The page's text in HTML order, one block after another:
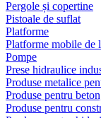
Pergole și copertine
Pistoale de suflat
Platforme
Platforme mobile de
Pompe
Prese hidraulice
Produse metalice
Produse pentru
Produse pentru